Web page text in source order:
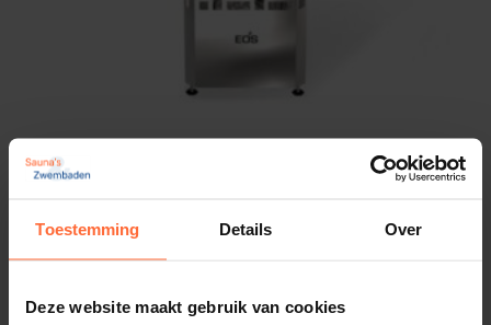
Toestemming Details Over
Deze website maakt gebruik van cookies
Saunaoven EOS Edge 7,5 kW
1.195,95 ca. 2 weken